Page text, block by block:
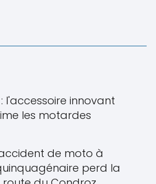
l'accessoire innovant
les motardes
de moto à
perd la